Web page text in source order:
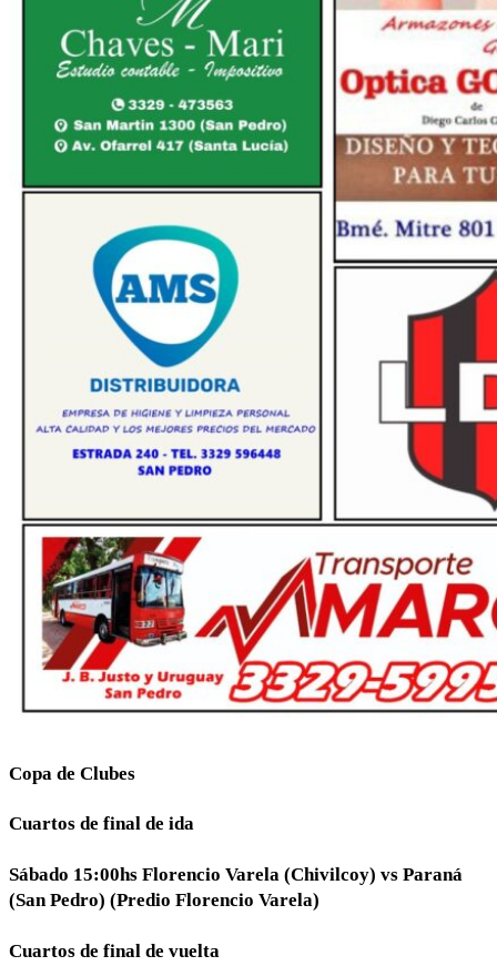
Copa de Clubes
Cuartos de final de ida
Sábado 15:00hs Florencio Varela (Chivilcoy) vs Paraná
(San Pedro) (Predio Florencio Varela)
Cuartos de final de vuelta